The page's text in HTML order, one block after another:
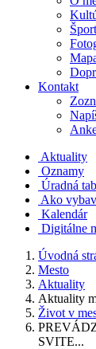
Šport
Kontakt
Aktuality
Oznamy
Úradná
Ako
Kalendár
Digitálne
Úvodná
Mesto
Aktuality
Aktuality
Život v
SVITE...